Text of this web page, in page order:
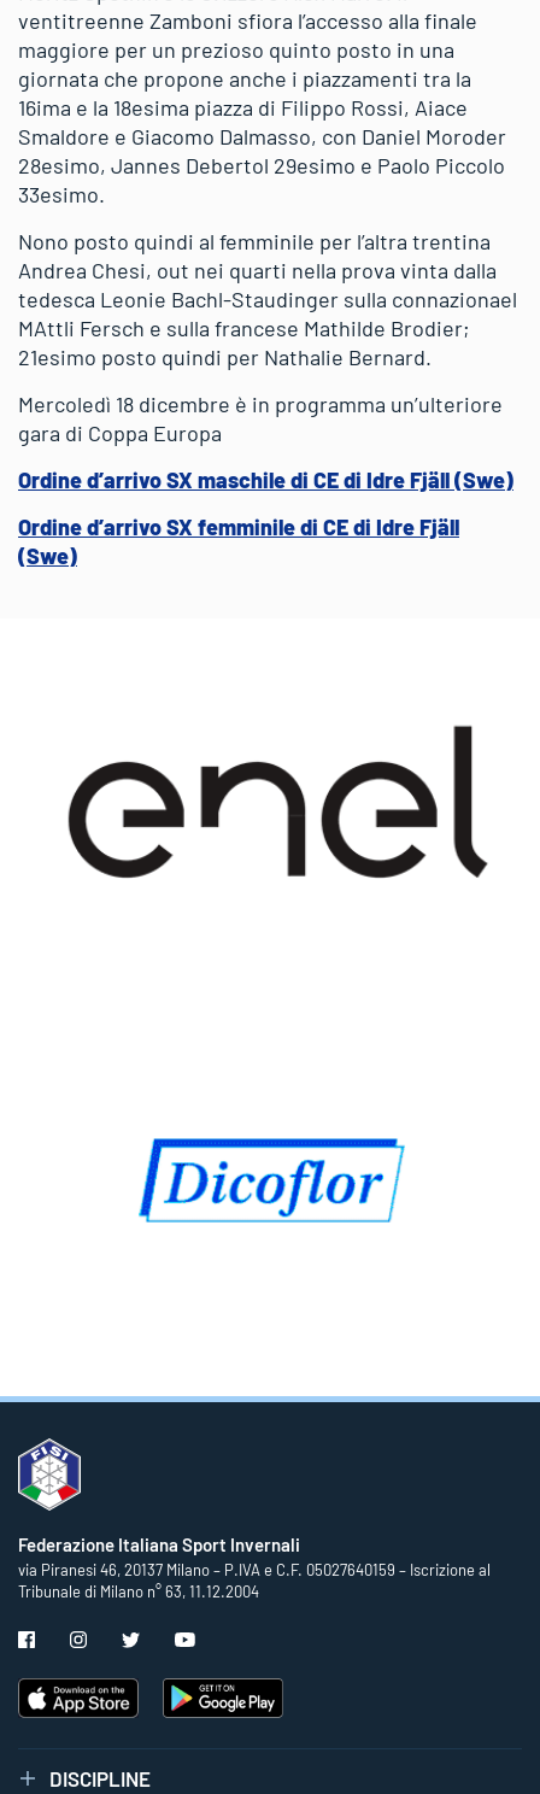
ventitreenne Zamboni sfiora l’accesso alla finale
maggiore per un prezioso quinto posto in una
giornata che propone anche i piazzamenti tra la
16ima e la 18esima piazza di Filippo Rossi, Aiace
Smaldore e Giacomo Dalmasso, con Daniel Moroder
28esimo, Jannes Debertol 29esimo e Paolo Piccolo
33esimo.
Nono posto quindi al femminile per l’altra trentina
Andrea Chesi, out nei quarti nella prova vinta dalla
tedesca Leonie Bachl-Staudinger sulla connazionael
MAttli Fersch e sulla francese Mathilde Brodier;
21esimo posto quindi per Nathalie Bernard.
Mercoledì 18 dicembre è in programma un’ulteriore
gara di Coppa Europa
Ordine d’arrivo SX maschile di CE di Idre Fjäll (Swe)
Ordine d’arrivo SX femminile di CE di Idre Fjäll
(Swe)
Federazione Italiana Sport Invernali
via Piranesi 46, 20137 Milano – P.IVA e C.F. 05027640159 – Iscrizione al
Tribunale di Milano n° 63, 11.12.2004
DISCIPLINE